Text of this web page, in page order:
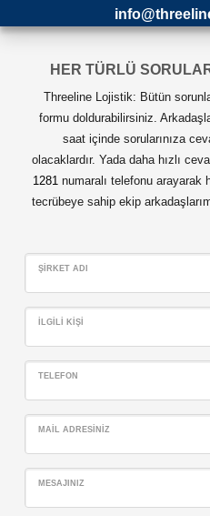
HER TÜRLÜ
Threeline Lojistik: Bütün
formu doldurabilirsiniz.
saat içinde sorularınıza
olacaklardır. Yada daha hızlı
1281 numaralı telefonu arayarak
tecrübeye sahip ekip
ŞIRKET ADI
İLGILI KIŞI
TELEFON
MAIL ADRESINIZ
MESAJINIZ